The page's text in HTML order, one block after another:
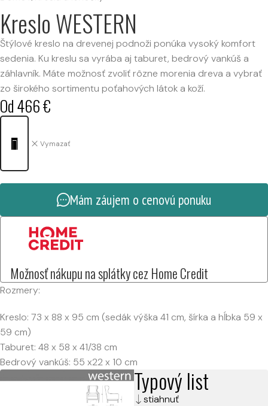
Kreslo WESTERN
Štýlové kreslo na drevenej podnoži ponúka vysoký komfort
sedenia. Ku kreslu sa vyrába aj taburet, bedrový vankúš a
záhlavník. Máte možnosť zvoliť rôzne morenia dreva a vybrať
zo širokého sortimentu poťahových látok a koží.
Od466€
Vymazať
Mám záujem o cenovú ponuku
Možnosť nákupu na splátky cez Home Credit
Rozmery:
Kreslo: 73 x 88 x 95 cm (sedák výška 41 cm, šírka a hĺbka 59 x
59 cm)
Taburet: 48 x 58 x 41/38 cm
Bedrový vankúš: 55 x22 x 10 cm
Typový list
stiahnuť